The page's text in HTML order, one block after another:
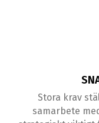
Stora krav
samarbete